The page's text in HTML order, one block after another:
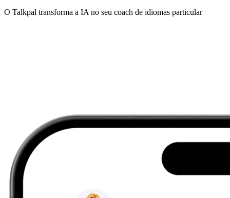
O Talkpal transforma a IA no seu coach de idiomas particular